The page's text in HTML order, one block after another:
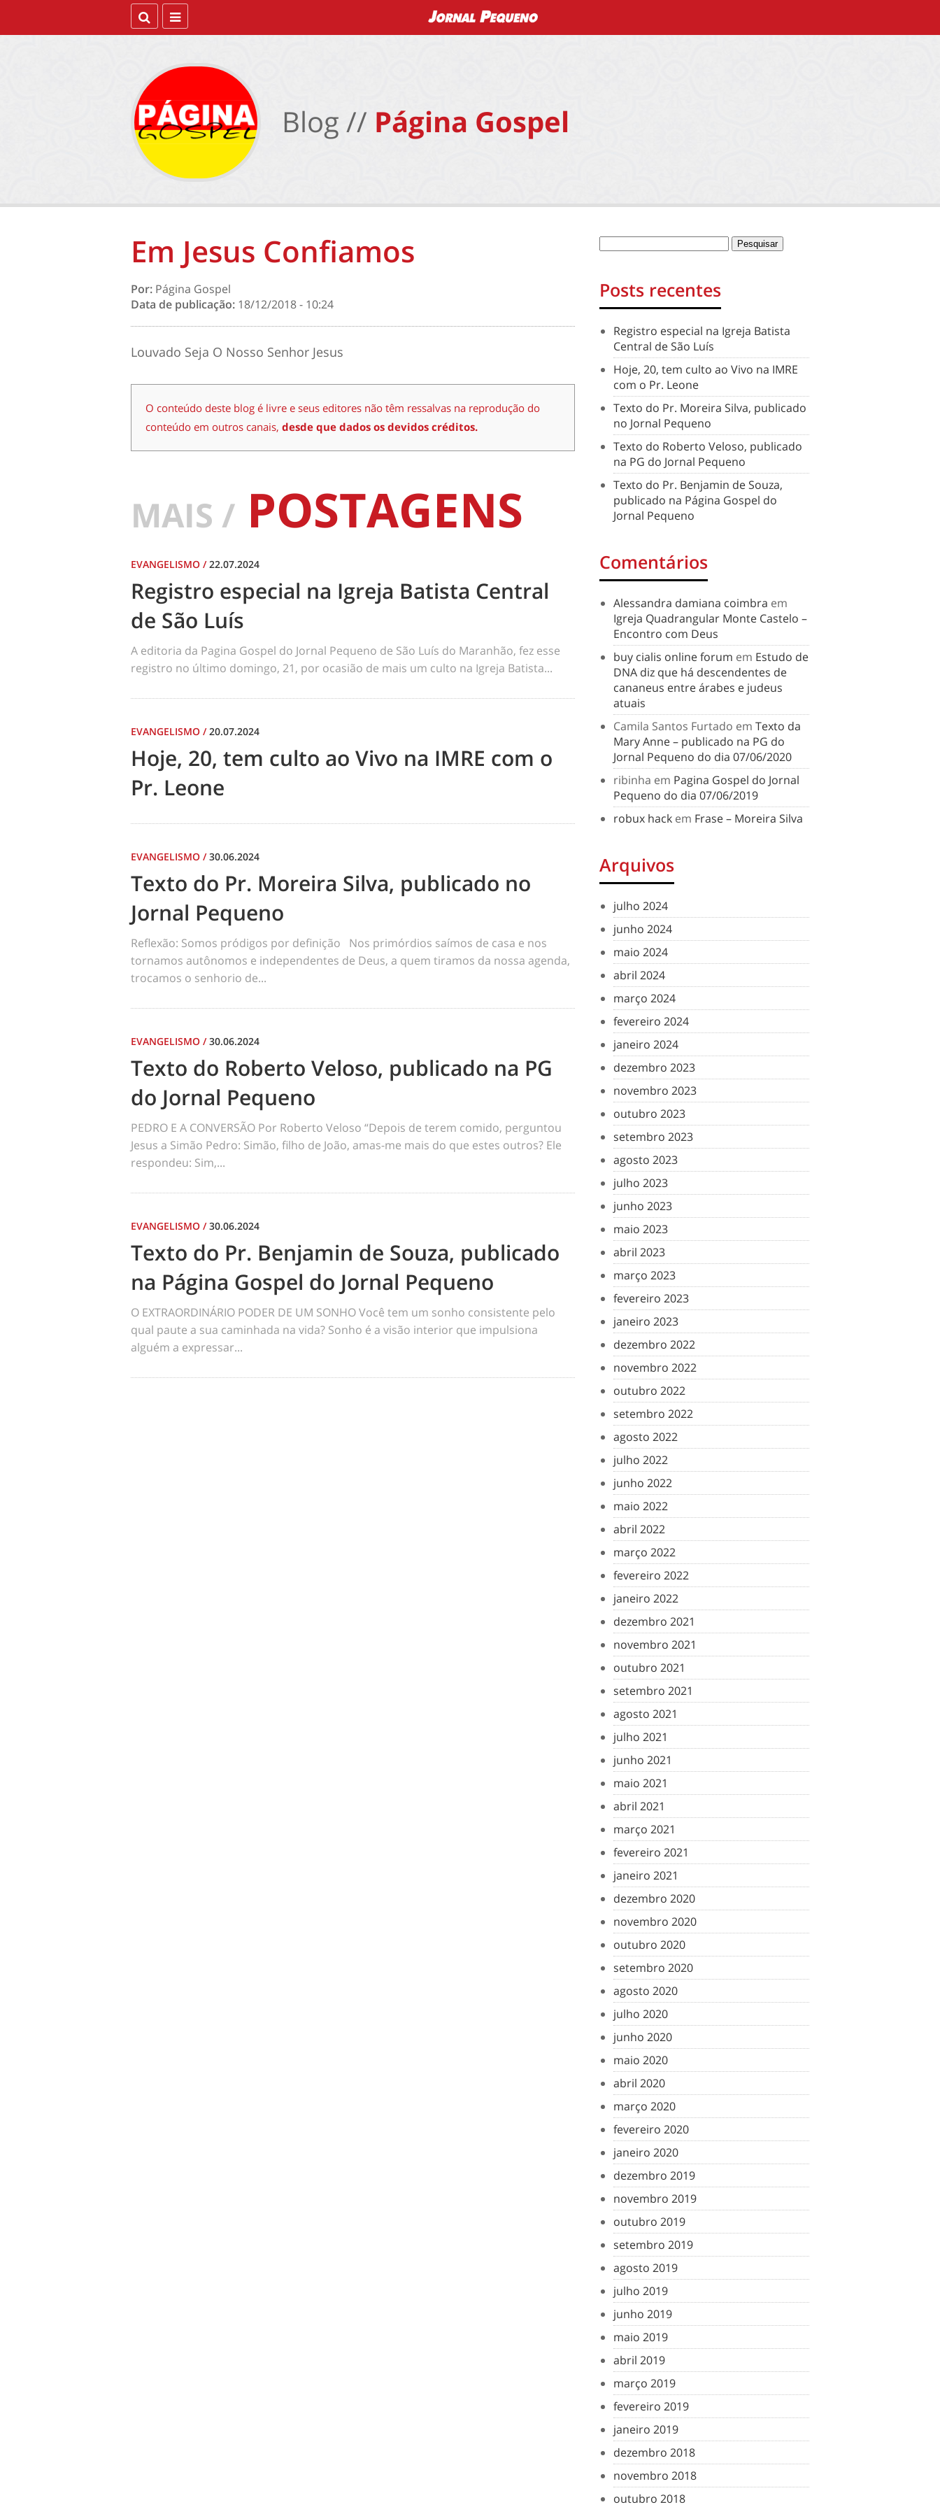
Blog // Página Gospel
Em Jesus Confiamos
Por: Página Gospel
Data de publicação: 18/12/2018 - 10:24
Louvado Seja O Nosso Senhor Jesus
O conteúdo deste blog é livre e seus editores não têm ressalvas na reprodução do
conteúdo em outros canais, desde que dados os devidos créditos.
MAIS / POSTAGENS
EVANGELISMO /22.07.2024
Registro especial na Igreja Batista Central
de São Luís
A editoria da Pagina Gospel do Jornal Pequeno de São Luís do Maranhão, fez esse
registro no último domingo, 21, por ocasião de mais um culto na Igreja Batista...
EVANGELISMO /20.07.2024
Hoje, 20, tem culto ao Vivo na IMRE com o
Pr. Leone
EVANGELISMO /30.06.2024
Texto do Pr. Moreira Silva, publicado no
Jornal Pequeno
Reflexão: Somos pródigos por definição Nos primórdios saímos de casa e nos
tornamos autônomos e independentes de Deus, a quem tiramos da nossa agenda,
trocamos o senhorio de...
EVANGELISMO /30.06.2024
Texto do Roberto Veloso, publicado na PG
do Jornal Pequeno
PEDRO E A CONVERSÃO Por Roberto Veloso “Depois de terem comido, perguntou
Jesus a Simão Pedro: Simão, filho de João, amas-me mais do que estes outros? Ele
respondeu: Sim,...
EVANGELISMO /30.06.2024
Texto do Pr. Benjamin de Souza, publicado
na Página Gospel do Jornal Pequeno
O EXTRAORDINÁRIO PODER DE UM SONHO Você tem um sonho consistente pelo
qual paute a sua caminhada na vida? Sonho é a visão interior que impulsiona
alguém a expressar...
Posts recentes
Registro especial na Igreja Batista
Central de São Luís
Hoje, 20, tem culto ao Vivo na IMRE
com o Pr. Leone
Texto do Pr. Moreira Silva, publicado
no Jornal Pequeno
Texto do Roberto Veloso, publicado
na PG do Jornal Pequeno
Texto do Pr. Benjamin de Souza,
publicado na Página Gospel do
Jornal Pequeno
Comentários
Alessandra damiana coimbra em
Igreja Quadrangular Monte Castelo –
Encontro com Deus
buy cialis online forum em Estudo de
DNA diz que há descendentes de
cananeus entre árabes e judeus
atuais
Camila Santos Furtado em Texto da
Mary Anne – publicado na PG do
Jornal Pequeno do dia 07/06/2020
ribinha em Pagina Gospel do Jornal
Pequeno do dia 07/06/2019
robux hack em Frase – Moreira Silva
Arquivos
julho 2024
junho 2024
maio 2024
abril 2024
março 2024
fevereiro 2024
janeiro 2024
dezembro 2023
novembro 2023
outubro 2023
setembro 2023
agosto 2023
julho 2023
junho 2023
maio 2023
abril 2023
março 2023
fevereiro 2023
janeiro 2023
dezembro 2022
novembro 2022
outubro 2022
setembro 2022
agosto 2022
julho 2022
junho 2022
maio 2022
abril 2022
março 2022
fevereiro 2022
janeiro 2022
dezembro 2021
novembro 2021
outubro 2021
setembro 2021
agosto 2021
julho 2021
junho 2021
maio 2021
abril 2021
março 2021
fevereiro 2021
janeiro 2021
dezembro 2020
novembro 2020
outubro 2020
setembro 2020
agosto 2020
julho 2020
junho 2020
maio 2020
abril 2020
março 2020
fevereiro 2020
janeiro 2020
dezembro 2019
novembro 2019
outubro 2019
setembro 2019
agosto 2019
julho 2019
junho 2019
maio 2019
abril 2019
março 2019
fevereiro 2019
janeiro 2019
dezembro 2018
novembro 2018
outubro 2018